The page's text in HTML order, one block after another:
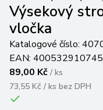
Výsekový
vločka
Katalogové číslo:
EAN:
89,00 Kč / ks
73,55 Kč / ks bez DPH